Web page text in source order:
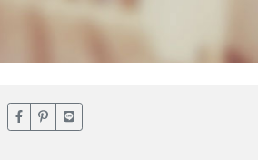
臉書分享(另開新視窗)
噗浪分享(另開新視窗)
Line分享(另開新視窗)